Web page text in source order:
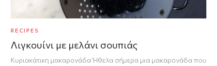
RECIPES
Λιγκουίνι με μελάνι σουπιάς
Κυριακάτικη μακαρονάδα Ήθελα σήμερα μια μακαρονάδα που